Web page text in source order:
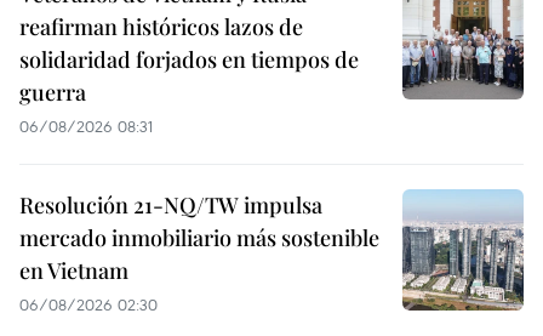
reafirman históricos lazos de
solidaridad forjados en tiempos de
guerra
06/08/2026 08:31
Resolución 21-NQ/TW impulsa
mercado inmobiliario más sostenible
en Vietnam
06/08/2026 02:30